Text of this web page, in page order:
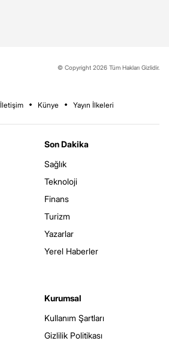
© Copyright 2026 Tüm Hakları Gizlidir.
İletişim Künye Yayın İlkeleri
Son Dakika
Sağlık
Teknoloji
Finans
Turizm
Yazarlar
Yerel Haberler
Kurumsal
Kullanım Şartları
Gizlilik Politikası